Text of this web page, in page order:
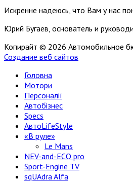
Искренне надеюсь, что Вам у нас
Юрий Бугаев, основатель и
Копирайт © 2026 Автомобильное
Создание веб сайтов
Головна
Мотори
Персоналії
Автобізнес
Specs
АвтоLifeStyle
«В руле»
Le Mans
NEV-and-ECO pro
Sport-Engine TV
sqUAdra Alfa